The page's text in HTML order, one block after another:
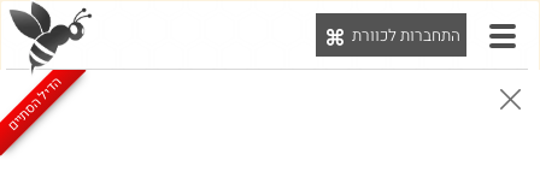
התחברות לכוורת
הבהרה: בי.דילז הינה פלטפורמה חברתית פתוחה והתכנים המתפרסמים בה הינם מטעם הגולשים.הדיל הסתיים